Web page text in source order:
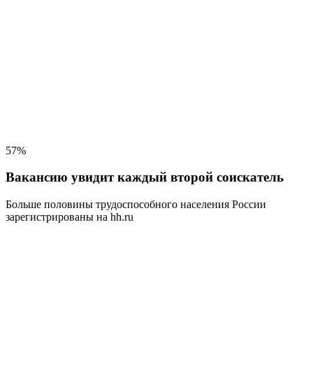
57%
Вакансию увидит каждый второй соискатель
Больше половины трудоспособного населения России
зарегистрированы на hh.ru